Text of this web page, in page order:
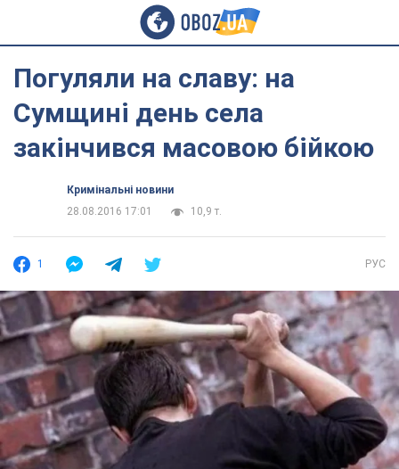
Погуляли на славу: на
Сумщині день села
закінчився масовою бійкою
Кримінальні новини
28.08.2016 17:01
10,9 т.
1 РУС